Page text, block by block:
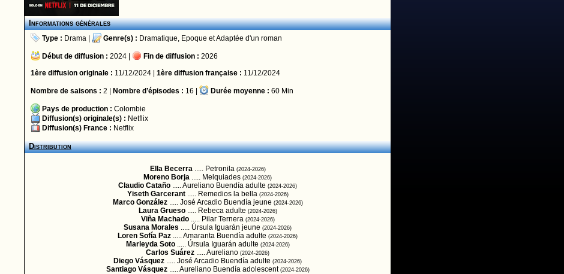
Informations générales
Type : Drama Genre(s) : Dramatique, Epoque etAdaptée d'un roman
Début de diffusion : 2024 | Fin de diffusion : 2026
1ère diffusion originale : 11/12/2024 | 1ère diffusion française : 11/12/2024
Nombre de saisons : 2 | Nombre d’épisodes : 16 | Durée moyenne : 60 Min
Pays de production : Colombie
Diffusion(s) originale(s) : Netflix
Diffusion(s) France : Netflix
Distribution
Ella Becerra..... Petronila (2024-2026)
Moreno Borja ..... Melquiades (2024-2026)
Claudio Cataño ..... Aureliano Buendía adulte (2024-2026)
Yiseth Garcerant..... Remedios la bella (2024-2026)
Marco González..... José Arcadio Buendía jeune (2024-2026)
Laura Grueso..... Rebeca adulte (2024-2026)
Viña Machado..... Pilar Ternera (2024-2026)
Susana Morales ..... Úrsula Iguarán jeune (2024-2026)
Loren Sofía Paz ..... Amaranta Buendía adulte (2024-2026)
Marleyda Soto..... Úrsula Iguarán adulte (2024-2026)
Carlos Suárez ..... Aureliano (2024-2026)
Diego Vásquez ..... José Arcadio Buendía adulte (2024-2026)
Santiago Vásquez..... Aureliano Buendía adolescent (2024-2026)